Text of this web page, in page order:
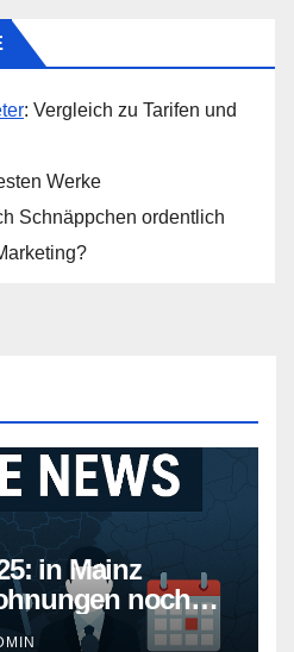
: Vergleich zu Tarifen und
Werke
Schnäppchen ordentlich
in Mainz
noch